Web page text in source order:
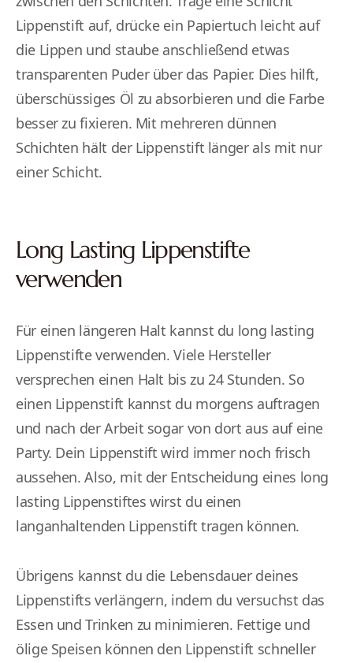
Lippenstift auf, drücke ein Papiertuch leicht auf
die Lippen und staube anschließend etwas
transparenten Puder über das Papier. Dies hilft,
überschüssiges Öl zu absorbieren und die Farbe
besser zu fixieren. Mit mehreren dünnen
Schichten hält der Lippenstift länger als mit nur
einer Schicht.
Long Lasting Lippenstifte
verwenden
Für einen längeren Halt kannst du long lasting
Lippenstifte verwenden. Viele Hersteller
versprechen einen Halt bis zu 24 Stunden. So
einen Lippenstift kannst du morgens auftragen
und nach der Arbeit sogar von dort aus auf eine
Party. Dein Lippenstift wird immer noch frisch
aussehen. Also, mit der Entscheidung eines long
lasting Lippenstiftes wirst du einen
langanhaltenden Lippenstift tragen können.
Übrigens kannst du die Lebensdauer deines
Lippenstifts verlängern, indem du versuchst das
Essen und Trinken zu minimieren. Fettige und
ölige Speisen können den Lippenstift schneller